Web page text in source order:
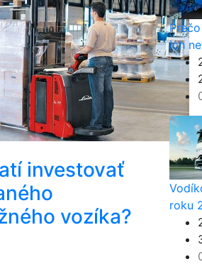
investovať
vozíka?
ich
roku